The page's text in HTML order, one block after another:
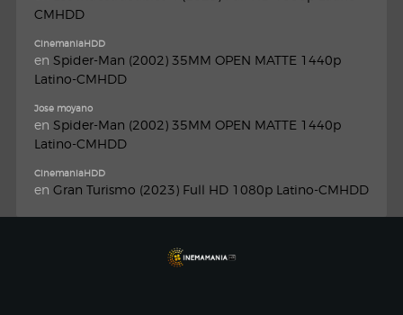
CMHDD
CinemaniaHDD
en Spider-Man (2002) 35MM OPEN MATTE 1440p
Latino-CMHDD
Jose moyano
en Spider-Man (2002) 35MM OPEN MATTE 1440p
Latino-CMHDD
CinemaniaHDD
en Gran Turismo (2023) Full HD 1080p Latino-CMHDD